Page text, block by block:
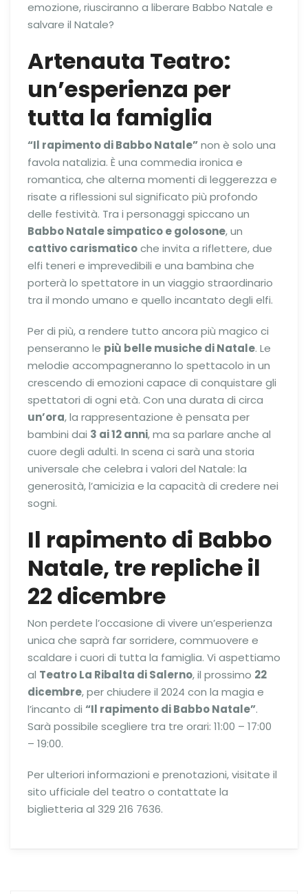
emozione, riusciranno a liberare Babbo Natale e
salvare il Natale?
Artenauta Teatro:
un’esperienza per
tutta la famiglia
“Il rapimento di Babbo Natale”non è solo una
favola natalizia. È una commedia ironica e
romantica, che alterna momenti di leggerezza e
risate a riflessioni sul significato più profondo
delle festività. Tra i personaggi spiccano un
Babbo Natale simpatico e golosone, un
cattivo carismaticoche invita a riflettere, due
elfi teneri e imprevedibili e una bambina che
porterà lo spettatore in un viaggio straordinario
tra il mondo umano e quello incantato degli elfi.
Per di più, a rendere tutto ancora più magico ci
penseranno le più belle musiche di Natale. Le
melodie accompagneranno lo spettacolo in un
crescendo di emozioni capace di conquistare gli
spettatori di ogni età. Con una durata di circa
un’ora, la rappresentazione è pensata per
bambini dai 3 ai 12 anni, ma sa parlare anche al
cuore degli adulti. In scena ci sarà una storia
universale che celebra i valori del Natale: la
generosità, l’amicizia e la capacità di credere nei
sogni.
Il rapimento di Babbo
Natale, tre repliche il
22 dicembre
Non perdete l’occasione di vivere un’esperienza
unica che saprà far sorridere, commuovere e
scaldare i cuori di tutta la famiglia. Vi aspettiamo
al Teatro La Ribalta di Salerno, il prossimo 22
dicembre, per chiudere il 2024 con la magia e
l’incanto di “Il rapimento di Babbo Natale”.
Sarà possibile scegliere tra tre orari: 11:00 – 17:00
– 19:00.
Per ulteriori informazioni e prenotazioni, visitate il
sito ufficiale del teatro o contattate la
biglietteria al 329 216 7636.